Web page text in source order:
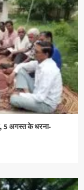
5 अगस्त के धरना-